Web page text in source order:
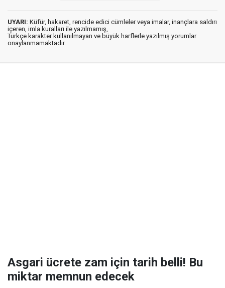
UYARI: Küfür, hakaret, rencide edici cümleler veya imalar, inançlara saldırı
içeren, imla kuralları ile yazılmamış,
Türkçe karakter kullanılmayan ve büyük harflerle yazılmış yorumlar
onaylanmamaktadır.
Asgari ücrete zam için tarih belli! Bu
miktar memnun edecek